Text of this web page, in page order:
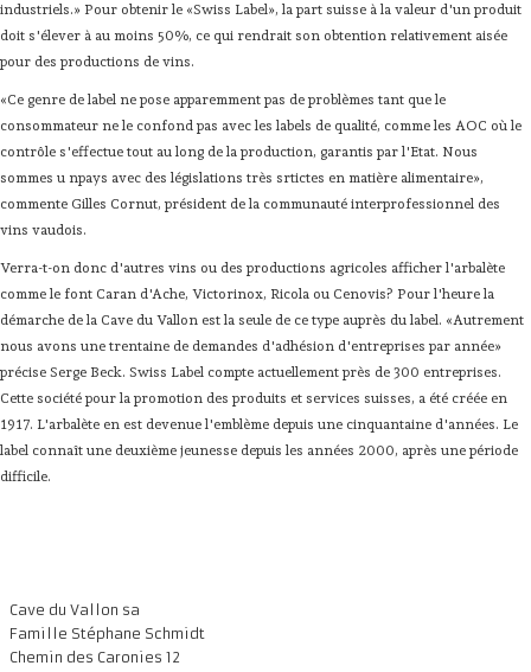
industriels.» Pour obtenir le «Swiss Label», la part suisse à la valeur d'un produit
doit s'élever à au moins 50%, ce qui rendrait son obtention relativement aisée
pour des productions de vins.
«Ce genre de label ne pose apparemment pas de problèmes tant que le
consommateur ne le confond pas avec les labels de qualité, comme les AOC où le
contrôle s'effectue tout au long de la production, garantis par l'Etat. Nous
sommes u npays avec des législations très srtictes en matière alimentaire»,
commente Gilles Cornut, président de la communauté interprofessionnel des
vins vaudois.
Verra-t-on donc d'autres vins ou des productions agricoles afficher l'arbalète
comme le font Caran d'Ache, Victorinox, Ricola ou Cenovis? Pour l'heure la
démarche de la Cave du Vallon est la seule de ce type auprès du label. «Autrement
nous avons une trentaine de demandes d'adhésion d'entreprises par année»
précise Serge Beck. Swiss Label compte actuellement près de 300 entreprises.
Cette société pour la promotion des produits et services suisses, a été créée en
1917. L'arbalète en est devenue l'emblème depuis une cinquantaine d'années. Le
label connaît une deuxième jeunesse depuis les années 2000, après une période
difficile.
Cave du Vallon sa
Famille Stéphane Schmidt
Chemin des Caronies 12